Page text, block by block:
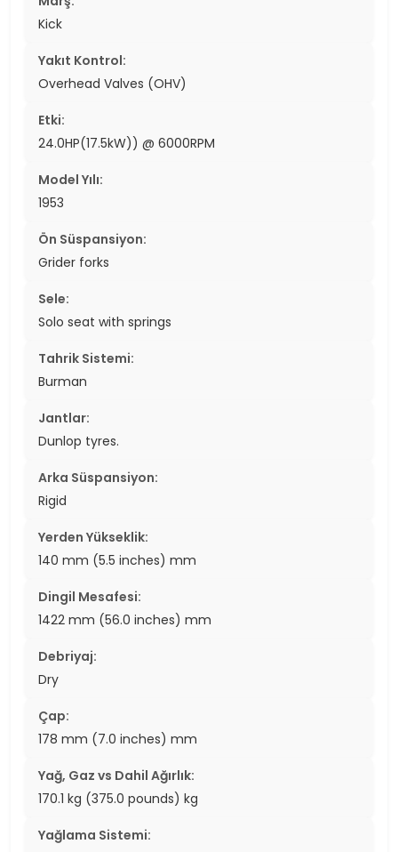
Kick
Yakıt Kontrol:
Overhead Valves (OHV)
Etki:
24.0HP(17.5kW)) @ 6000RPM
Model Yılı:
1953
Ön Süspansiyon:
Grider forks
Sele:
Solo seat with springs
Tahrik Sistemi:
Burman
Jantlar:
Dunlop tyres.
Arka Süspansiyon:
Rigid
Yerden Yükseklik:
140 mm (5.5 inches) mm
Dingil Mesafesi:
1422 mm (56.0 inches) mm
Debriyaj:
Dry
Çap:
178 mm (7.0 inches) mm
Yağ, Gaz vs Dahil Ağırlık:
170.1 kg (375.0 pounds) kg
Yağlama Sistemi: